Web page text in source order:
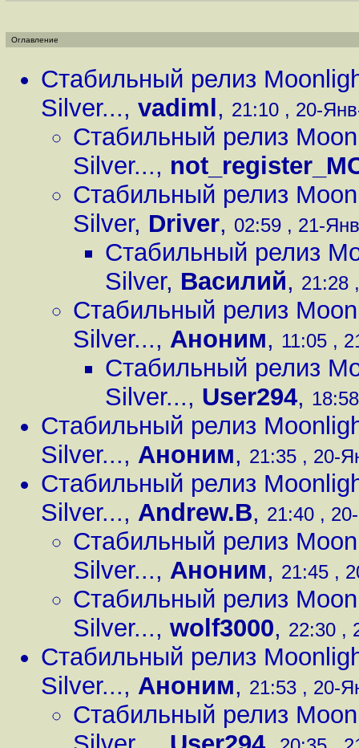
Оглавление
Стабильный релиз
Silver..., vadiml , 21:10 , 20-
Стабильный релиз
Silver...,
Стабильный релиз
Silver, Driver, 02:59 , 21-
Стабильный релиз
Silver, Василий, 21:28
Стабильный релиз
Silver..., Аноним, 11:05 ,
Стабильный релиз
Silver..., User294,
Стабильный релиз
Silver..., Аноним, 21:35 , 20-
Стабильный релиз
Silver..., Andrew.B, 21:40 ,
Стабильный релиз
Silver..., Аноним, 21:45 ,
Стабильный релиз
Silver..., wolf3000, 22:30 ,
Стабильный релиз
Silver..., Аноним, 21:53 , 20-
Стабильный релиз